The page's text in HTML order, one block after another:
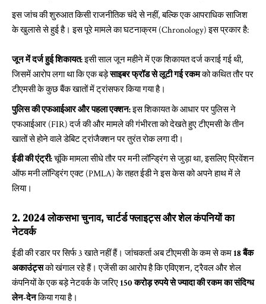
इस जांच की शुरुआत किसी राजनीतिक चंदे से नहीं, बल्कि एक आपराधिक साजिश
के खुलासे से हुई है। इस पूरे मामले का घटनाक्रम (Chronology) इस प्रकार है:
जून में दर्ज हुई शिकायत:इसी साल जून महीने में एक शिकायत दर्ज कराई गई थी,
जिसमें आरोप लगा था कि एक बड़ेसाइबर फ्रॉड से लूटी गई रकमको कथित तौर पर
टीएमसी के कुछ बैंक खातों में ट्रांसफर किया गया है।
पुलिस की एफआईआर और पहला एक्शन:इस शिकायत के आधार पर पुलिस ने
एफआईआर (FIR) दर्ज की और मामले की गंभीरता को देखते हुए टीएमसी के तीन
खातों से होने वाले डेबिट ट्रांजैक्शन पर तुरंत रोक लगा दी।
ईडी की एंट्री:चूंकि मामला सीधे तौर पर मनी लॉन्ड्रिंग से जुड़ा था, इसलिए प्रिवेंशन
ऑफ मनी लॉन्ड्रिंग एक्ट (PMLA) के तहत ईडी ने इस केस को अपने हाथ में ले
लिया।
2. 2024 लोकसभा चुनाव, चार्टर्ड फ्लाइट्स और शेल कंपनियों का
नेटवर्क
ईडी की रडार पर सिर्फ 3 खाते नहीं हैं। जांचकर्ता अब टीएमसी के कम से कम18 बैंक
अकाउंट्सको खंगाल रहे हैं। एजेंसी का आरोप है कि एविएशन, ट्रैवल और शेल
कंपनियों के एक बड़े नेटवर्क के जरिए150 करोड़ रुपये से ज्यादा की रकम का संदिग्ध
लेन-देनकिया गया है।